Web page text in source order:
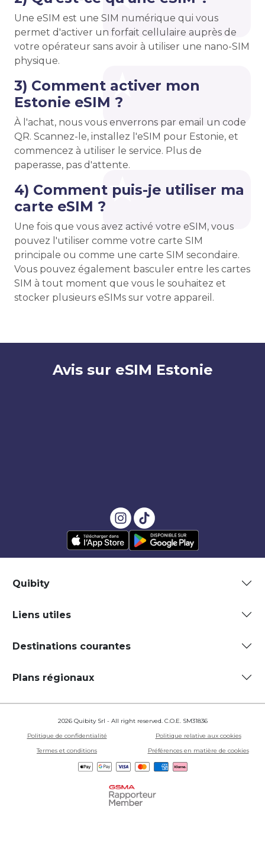
Une eSIM est une SIM numérique qui vous
permet d'activer un forfait cellulaire auprès de
votre opérateur sans avoir à utiliser une nano-SIM
physique.
3) Comment activer mon
Estonie eSIM ?
À l'achat, nous vous enverrons par email un code
QR. Scannez-le, installez l'eSIM pour Estonie, et
commencez à utiliser le service. Plus de
paperasse, pas d'attente.
4) Comment puis-je utiliser ma
carte eSIM ?
Une fois que vous avez activé votre eSIM, vous
pouvez l'utiliser comme votre carte SIM
principale ou comme une carte SIM secondaire.
Vous pouvez également basculer entre les cartes
SIM à tout moment que vous le souhaitez et
stocker plusieurs eSIMs sur votre appareil.
Avis sur eSIM Estonie
Quibity
Liens utiles
Destinations courantes
Plans régionaux
2026 Quibity Srl - All right reserved. C.O.E. SM31836
Politique de confidentialité
Politique relative aux cookies
Termes et conditions
Préférences en matière de cookies